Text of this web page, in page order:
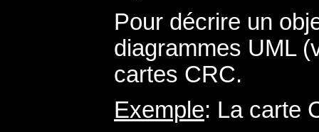
Pour décrire un
diagrammes UML
cartes CRC.
Exemple: La carte